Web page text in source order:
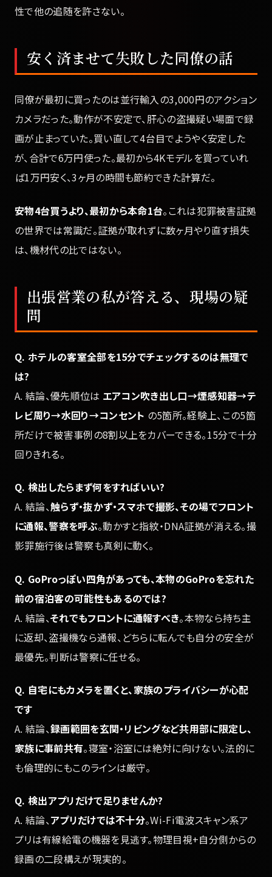
性で他の追随を許さない。
安く済ませて失敗した同僚の話
同僚が最初に買ったのは並行輸入の3,000円のアクション
カメラだった。動作が不安定で、肝心の盗撮疑い場面で録
画が止まっていた。買い直して4台目でようやく安定した
が、合計で6万円使った。最初から4Kモデルを買っていれ
ば1万円安く、3ヶ月の時間も節約できた計算だ。
安物4台買うより、最初から本命1台。これは犯罪被害証拠
の世界では常識だ。証拠が取れずに数ヶ月やり直す損失
は、機材代の比ではない。
出張営業の私が答える、現場の疑
問
Q. ホテルの客室全部を15分でチェックするのは無理で
は?
A. 結論、優先順位は エアコン吹き出し口→煙感知器→テ
レビ周り→水回り→コンセント の5箇所。経験上、この5箇
所だけで被害事例の8割以上をカバーできる。15分で十分
回りきれる。
Q. 検出したらまず何をすればいい?
A. 結論、触らず・抜かず・スマホで撮影、その場でフロント
に通報、警察を呼ぶ。動かすと指紋・DNA証拠が消える。撮
影罪施行後は警察も真剣に動く。
Q. GoProっぽい四角があっても、本物のGoProを忘れた
前の宿泊客の可能性もあるのでは?
A. 結論、それでもフロントに通報すべき。本物なら持ち主
に返却、盗撮機なら通報、どちらに転んでも自分の安全が
最優先。判断は警察に任せる。
Q. 自宅にもカメラを置くと、家族のプライバシーが心配
です
A. 結論、録画範囲を玄関・リビングなど共用部に限定し、
家族に事前共有。寝室・浴室には絶対に向けない。法的に
も倫理的にもこのラインは厳守。
Q. 検出アプリだけで足りませんか?
A. 結論、アプリだけでは不十分。Wi-Fi電波スキャン系ア
プリは有線給電の機器を見逃す。物理目視+自分側からの
録画の二段構えが現実的。